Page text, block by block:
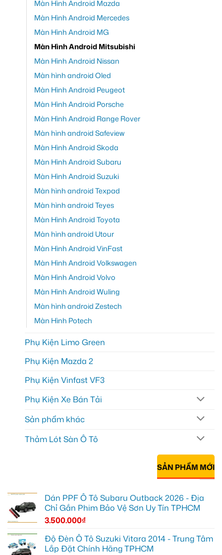
Màn Hình Android Mazda
Màn Hình Android Mercedes
Màn Hình Android MG
Màn Hình Android Mitsubishi
Màn Hình Android Nissan
Màn hình android Oled
Màn Hình Android Peugeot
Màn Hình Android Porsche
Màn Hình Android Range Rover
Màn hình android Safeview
Màn Hình Android Skoda
Màn Hình Android Subaru
Màn Hình Android Suzuki
Màn hình android Texpad
Màn hình android Teyes
Màn Hình Android Toyota
Màn hình android Utour
Màn Hình Android VinFast
Màn Hình Android Volkswagen
Màn Hình Android Volvo
Màn Hình Android Wuling
Màn hình android Zestech
Màn Hình Potech
Phụ Kiện Limo Green
Phụ Kiện Mazda 2
Phụ Kiện Vinfast VF3
Phụ Kiện Xe Bán Tải
Sản phẩm khác
Thảm Lót Sàn Ô Tô
SẢN PHẨM MỚI
Dán PPF Ô Tô Subaru Outback 2026 - Địa
Chỉ Gắn Phim Bảo Vệ Sơn Uy Tín TPHCM
3.500.000₫
Độ Đèn Ô Tô Suzuki Vitara 2014 - Trung Tâm
Lắp Đặt Chính Hãng TPHCM